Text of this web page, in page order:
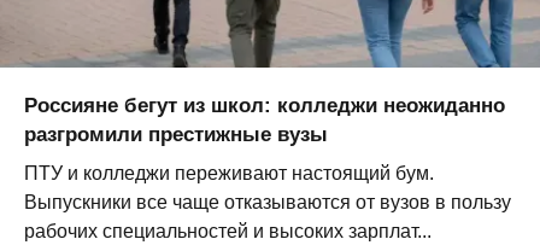
Россияне бегут из школ: колледжи неожиданно
разгромили престижные вузы
ПТУ и колледжи переживают настоящий бум.
Выпускники все чаще отказываются от вузов в пользу
рабочих специальностей и высоких зарплат...